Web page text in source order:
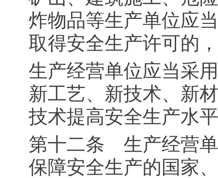
炸物品等生产单位应
取得安全生产许可的
生产经营单位应当采
新工艺、新技术、新
技术提高安全生产水
第十二条 生产经营
保障安全生产的国家